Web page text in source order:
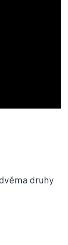
druhy